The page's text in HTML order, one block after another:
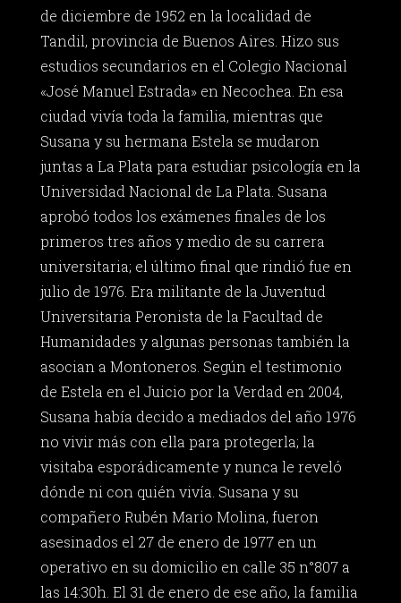
de diciembre de 1952 en la localidad de
Tandil, provincia de Buenos Aires. Hizo sus
estudios secundarios en el Colegio Nacional
«José Manuel Estrada» en Necochea. En esa
ciudad vivía toda la familia, mientras que
Susana y su hermana Estela se mudaron
juntas a La Plata para estudiar psicología en la
Universidad Nacional de La Plata. Susana
aprobó todos los exámenes finales de los
primeros tres años y medio de su carrera
universitaria; el último final que rindió fue en
julio de 1976. Era militante de la Juventud
Universitaria Peronista de la Facultad de
Humanidades y algunas personas también la
asocian a Montoneros. Según el testimonio
de Estela en el Juicio por la Verdad en 2004,
Susana había decido a mediados del año 1976
no vivir más con ella para protegerla; la
visitaba esporádicamente y nunca le reveló
dónde ni con quién vivía. Susana y su
compañero Rubén Mario Molina, fueron
asesinados el 27 de enero de 1977 en un
operativo en su domicilio en calle 35 n°807 a
las 14:30h. El 31 de enero de ese año, la familia